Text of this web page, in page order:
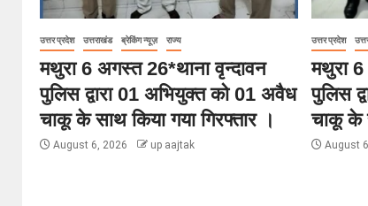
उत्तर प्रदेश उत्तराखंड ब्रेकिंग न्यूज़ राज्य
मथुरा 6 अगस्त 26*थाना वृन्दावन
पुलिस द्वारा 01 अभियुक्त को 01 अवैध
चाकू के साथ किया गया गिरफ्तार ।
August 6, 2026 up aajtak
उत्तर प्रदेश
मथुरा
पुलिस
चाकू के
August